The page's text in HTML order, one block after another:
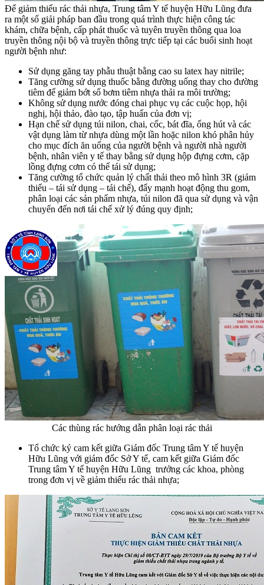
Để giảm thiểu rác thải nhựa, Trung tâm Y tế huyện Hữu Lũng đưa
ra một số giải pháp ban đầu trong quá trình thực hiện công tác
khám, chữa bệnh, cấp phát thuốc và tuyên truyền thông qua loa
truyền thông nội bộ và truyền thông trực tiếp tại các buổi sinh hoạt
người bệnh như:
Sử dụng găng tay phẫu thuật bằng cao su latex hay nitrile;
Tăng cường sử dụng thuốc bằng đường uống thay cho đường
tiêm để giảm bớt số bơm tiêm nhựa thải ra môi trường;
Không sử dụng nước đóng chai phục vụ các cuộc họp, hội
nghị, hội thảo, đào tạo, tập huấn của đơn vị;
Hạn chế sử dụng túi nilon, chai, cốc, bát đĩa, ống hút và các
vật dụng làm từ nhựa dùng một lần hoặc nilon khó phân hủy
cho mục đích ăn uống của người bệnh và người nhà người
bệnh, nhân viên y tế thay bằng sử dụng hộp đựng cơm, cặp
lồng đựng cơm có thể tái sử dụng;
Tăng cường tổ chức quản lý chất thải theo mô hình 3R (giảm
thiểu – tái sử dụng – tái chế), đẩy mạnh hoạt động thu gom,
phân loại các sản phẩm nhựa, túi nilon đã qua sử dụng và vận
chuyển đến nơi tái chế xử lý đúng quy định;
Các thùng rác hướng dẫn phân loại rác thải
Tổ chức ký cam kết giữa Giám đốc Trung tâm Y tế huyện
Hữu Lũng với giám đốc Sở Y tế, cam kết giữa Giám đốc
Trung tâm Y tế huyện Hữu Lũng trưởng các khoa, phòng
trong đơn vị về giảm thiểu rác thải nhựa;